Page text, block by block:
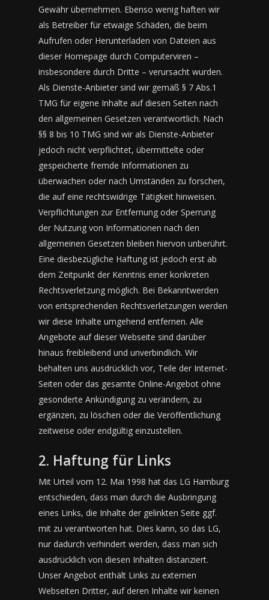
Gewähr übernehmen. Ebenso wenig haften wir
als Betreiber für etwaige Schäden, die beim
Aufrufen oder Herunterladen von Dateien aus
dieser Homepage durch Computerviren –
insbesondere durch Dritte – verursacht wurden.
Als Dienste-Anbieter sind wir gemäß § 7 Abs.1
TMG für eigene Inhalte auf diesen Seiten nach
den allgemeinen Gesetzen verantwortlich. Nach
§§ 8 bis 10 TMG sind wir als Dienste-Anbieter
jedoch nicht verpflichtet, übermittelte oder
gespeicherte fremde Informationen zu
überwachen oder nach Umständen zu forschen,
die auf eine rechtswidrige Tätigkeit hinweisen.
Verpflichtungen zur Entfernung oder Sperrung
der Nutzung von Informationen nach den
allgemeinen Gesetzen bleiben hiervon unberührt.
Eine diesbezügliche Haftung ist jedoch erst ab
dem Zeitpunkt der Kenntnis einer konkreten
Rechtsverletzung möglich. Bei Bekanntwerden
von entsprechenden Rechtsverletzungen werden
wir diese Inhalte umgehend entfernen. Alle
Angebote auf dieser Webseite sind darüber
hinaus freibleibend und unverbindlich. Wir
behalten uns ausdrücklich vor, Teile der Internet-
Seiten oder das gesamte Online-Angebot ohne
gesonderte Ankündigung zu verändern, zu
ergänzen, zu löschen oder die Veröffentlichung
zeitweise oder endgültig einzustellen.
2. Haftung für Links
Mit Urteil vom 12. Mai 1998 hat das LG Hamburg
entschieden, dass man durch die Ausbringung
eines Links, die Inhalte der gelinkten Seite ggf.
mit zu verantworten hat. Dies kann, so das LG,
nur dadurch verhindert werden, dass man sich
ausdrücklich von diesen Inhalten distanziert.
Unser Angebot enthält Links zu externen
Webseiten Dritter, auf deren Inhalte wir keinen